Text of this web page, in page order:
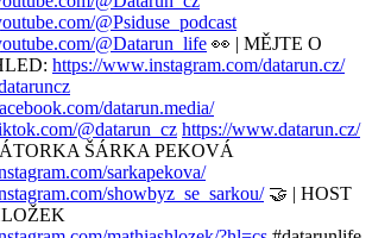
@Psiduse_podcast
@Datarun_life 👀 | MĚJTE O
https://www.instagram.com/datarun.cz/
datarun.media/
@datarun_cz https://www.datarun.cz/
ŠÁRKA PEKOVÁ
sarkapekova/
showbyz_se_sarkou/🤝 | HOST